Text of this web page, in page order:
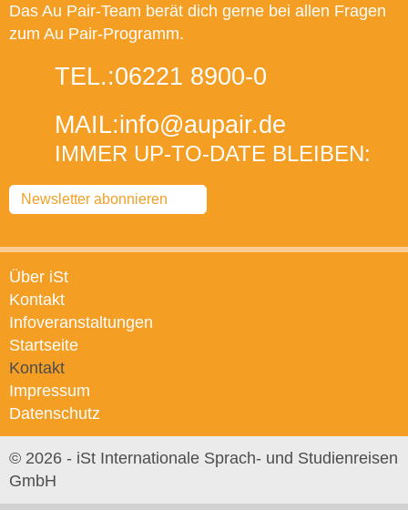
Das Au Pair-Team berät dich gerne bei allen Fragen
zum Au Pair-Programm.
TEL.:06221 8900-0
MAIL:info@aupair.de
IMMER UP-TO-DATE BLEIBEN:
Newsletter abonnieren
Über iSt
Kontakt
Infoveranstaltungen
Startseite
Kontakt
Impressum
Datenschutz
© 2026 - iSt Internationale Sprach- und Studienreisen
GmbH